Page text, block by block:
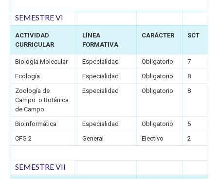
SEMESTRE VI
ACTIVIDAD
CURRICULAR
LÍNEA
FORMATIVA
CARÁCTER SCT
Biología Molecular Especialidad Obligatorio
7
Ecología
Especialidad Obligatorio
8
Zoología de
Campo o Botánica
de Campo
Especialidad Obligatorio 8
Bioinformática Especialidad Obligatorio
5
CFG 2
General Electivo 2
SEMESTRE VII